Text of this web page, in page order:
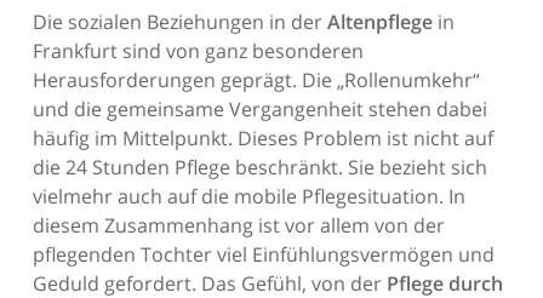
Die sozialen Beziehungen in derAltenpflegein
Frankfurt sind von ganz besonderen
Herausforderungen geprägt. Die „Rollenumkehr“
und die gemeinsame Vergangenheit stehen dabei
häufig im Mittelpunkt. Dieses Problem ist nicht auf
die 24 Stunden Pflege beschränkt. Sie bezieht sich
vielmehr auch auf die mobile Pflegesituation. In
diesem Zusammenhang ist vor allem von der
pflegenden Tochter viel Einfühlungsvermögen und
Geduld gefordert. Das Gefühl, von der Pflege durch